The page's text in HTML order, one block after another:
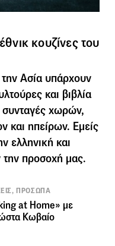
κουζίνες του
Ασία υπάρχουν
και βιβλία
συνταγές χωρών,
και ηπείρων. Εμείς
ελληνική και
την προσοχή μας.
ΠΡΟΣΩΠΑ
at Home» με
Κωβαίο